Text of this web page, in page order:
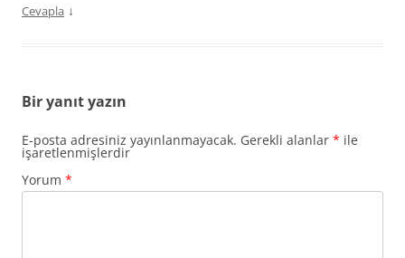
Cevapla ↓
Bir yanıt yazın
E-posta adresiniz yayınlanmayacak. Gerekli alanlar * ile
işaretlenmişlerdir
Yorum *